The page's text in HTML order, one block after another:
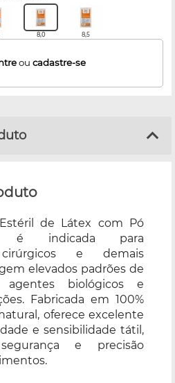
8,0 8,5
ou cadastre-se
de Látex com Pó
é indicada para
cirúrgicos e demais
elevados padrões de
agentes biológicos e
Fabricada em 100%
oferece excelente
e sensibilidade tátil,
e precisão